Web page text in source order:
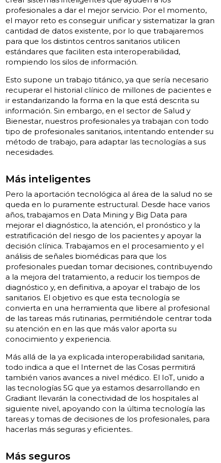
profesionales a dar el mejor servicio. Por el momento,
el mayor reto es conseguir unificar y sistematizar la gran
cantidad de datos existente, por lo que trabajaremos
para que los distintos centros sanitarios utilicen
estándares que faciliten esta interoperabilidad,
rompiendo los silos de información.
Esto supone un trabajo titánico, ya que sería necesario
recuperar el historial clínico de millones de pacientes e
ir estandarizando la forma en la que está descrita su
información. Sin embargo, en el sector de Salud y
Bienestar, nuestros profesionales ya trabajan con todo
tipo de profesionales sanitarios, intentando entender su
método de trabajo, para adaptar las tecnologías a sus
necesidades.
Más inteligentes
Pero la aportación tecnológica al área de la salud no se
queda en lo puramente estructural. Desde hace varios
años, trabajamos en Data Mining y Big Data para
mejorar el diagnóstico, la atención, el pronóstico y la
estratificación del riesgo de los pacientes y apoyar la
decisión clínica. Trabajamos en el procesamiento y el
análisis de señales biomédicas para que los
profesionales puedan tomar decisiones, contribuyendo
a la mejora del tratamiento, a reducir los tiempos de
diagnóstico y, en definitiva, a apoyar el trabajo de los
sanitarios. El objetivo es que esta tecnología se
convierta en una herramienta que libere al profesional
de las tareas más rutinarias, permitiéndole centrar toda
su atención en en las que más valor aporta su
conocimiento y experiencia.
Más allá de la ya explicada interoperabilidad sanitaria,
todo indica a que el Internet de las Cosas permitirá
también varios avances a nivel médico. El IoT, unido a
las tecnologías 5G que ya estamos desarrollando en
Gradiant llevarán la conectividad de los hospitales al
siguiente nivel, apoyando con la última tecnología las
tareas y tomas de decisiones de los profesionales, para
hacerlas más seguras y eficientes..
Más seguros